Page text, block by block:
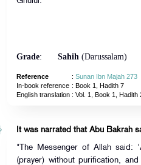
Grade: Sahih(Darussalam)
Reference : Sunan Ibn Majah 273
In-book reference : Book 1, Hadith 7
English translation: Vol. 1, Book 1, Hadith
It was narrated that Abu Bakrah
"The Messenger of Allah said:
(prayer) without purification,